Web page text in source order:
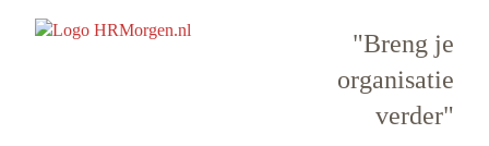
"Breng je
organisatie
verder"